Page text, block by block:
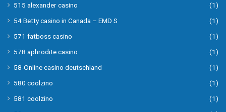
515 alexander casino
(1)
54 Betty casino in Canada – EMD S
(1)
571 fatboss casino
(1)
578 aphrodite casino
(1)
58-Online casino deutschland
(1)
580 coolzino
(1)
581 coolzino
(1)